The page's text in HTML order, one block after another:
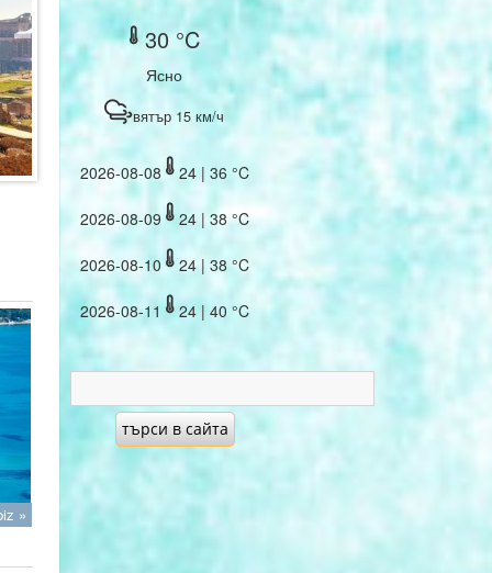
»
30 °C
Ясно
вятър 15 км/ч
2026-08-08 24 | 36 °C
2026-08-09 24 | 38 °C
2026-08-10 24 | 38 °C
2026-08-11 24 | 40 °C